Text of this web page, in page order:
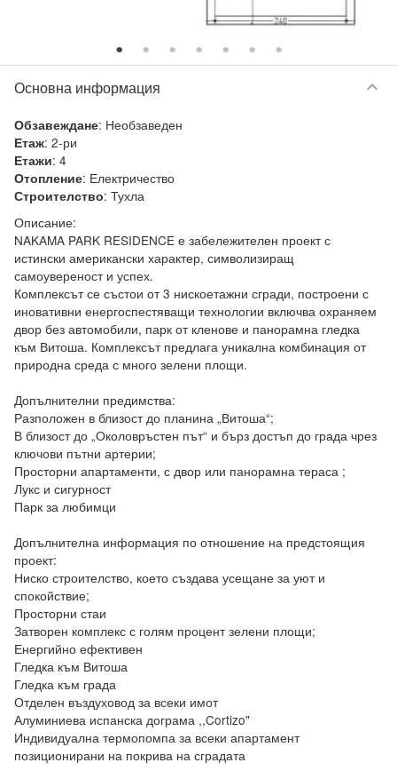
Основна информация keyboard_arrow_down
Обзавеждане: Необзаведен
Етаж: 2-ри
Етажи: 4
Отопление: Електричество
Строителство: Тухла
Описание:
NAKAMA PARK RESIDENCE е забележителен проект с
истински американски характер, символизиращ
самоувереност и успех.
Комплексът се състои от 3 нискоетажни сгради, построени с
иновативни енергоспестяващи технологии включва охраняем
двор без автомобили, парк от кленове и панорамна гледка
към Витоша. Комплексът предлага уникална комбинация от
природна среда с много зелени площи.
Допълнителни предимства:
Разположен в близост до планина „Витоша“;
В близост до „Околовръстен път“ и бърз достъп до града чрез
ключови пътни артерии;
Просторни апартаменти, с двор или панорамна тераса ;
Лукс и сигурност
Парк за любимци
Допълнителна информация по отношение на предстоящия
проект:
Ниско строителство, което създава усещане за уют и
спокойствие;
Просторни стаи
Затворен комплекс с голям процент зелени площи;
Енергийно ефективен
Гледка към Витоша
Гледка към града
Отделен въздуховод за всеки имот
Алуминиева испанска дограма ,,Cortizo"
Индивидуална термопомпа за всеки апартамент
позиционирани на покрива на сградата